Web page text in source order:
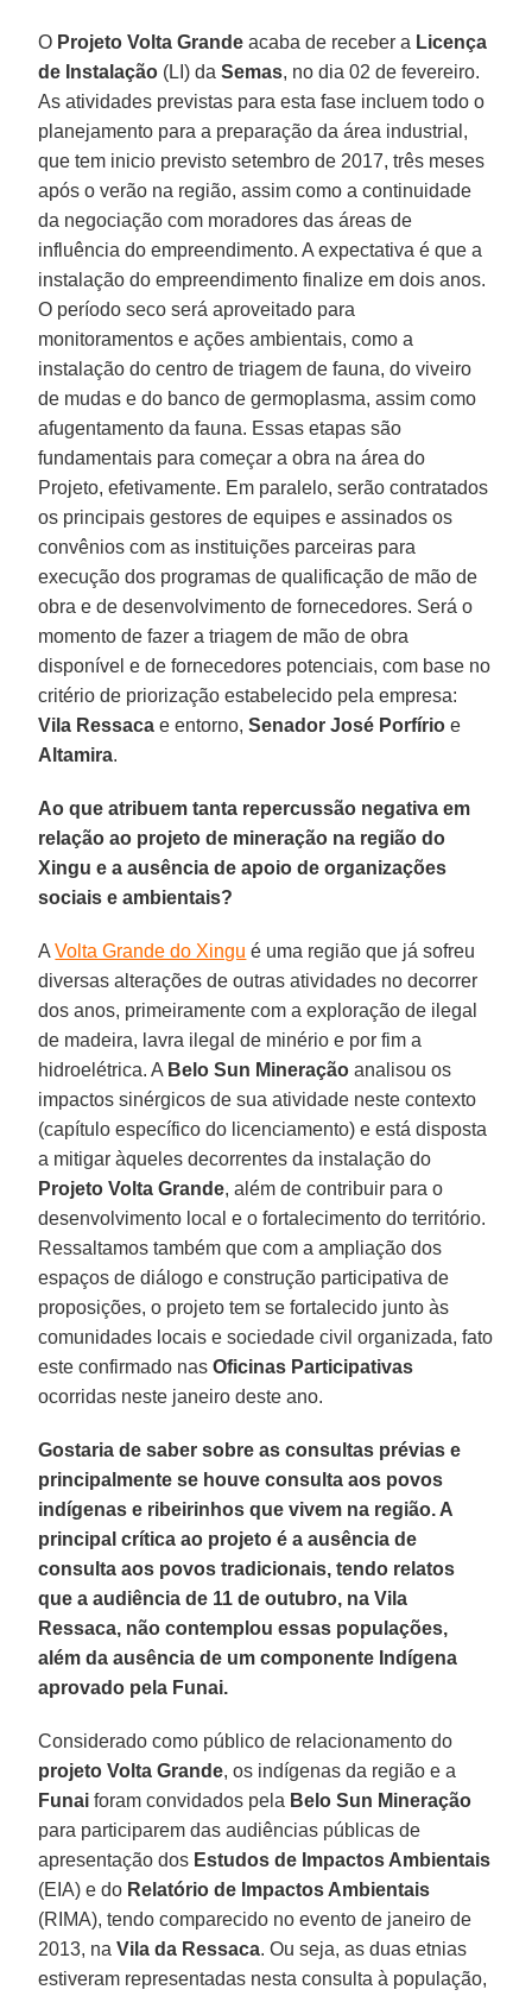
O Projeto Volta Grande acaba de receber a Licença
de Instalação (LI) daSemas, no dia 02 de fevereiro.
As atividades previstas para esta fase incluem todo o
planejamento para a preparação da área industrial,
que tem inicio previsto setembro de 2017, três meses
após o verão na região, assim como a continuidade
da negociação com moradores das áreas de
influência do empreendimento. A expectativa é que a
instalação do empreendimento finalize em dois anos.
O período seco será aproveitado para
monitoramentos e ações ambientais, como a
instalação do centro de triagem de fauna, do viveiro
de mudas e do banco de germoplasma, assim como
afugentamento da fauna. Essas etapas são
fundamentais para começar a obra na área do
Projeto, efetivamente. Em paralelo, serão contratados
os principais gestores de equipes e assinados os
convênios com as instituições parceiras para
execução dos programas de qualificação de mão de
obra e de desenvolvimento de fornecedores. Será o
momento de fazer a triagem de mão de obra
disponível e de fornecedores potenciais, com base no
critério de priorização estabelecido pela empresa:
Vila Ressaca e entorno,Senador José Porfírio e
Altamira.
Ao que atribuem tanta repercussão negativa em
relação ao projeto de mineração na região do
Xingu e a ausência de apoio de organizações
sociais e ambientais?
AVolta Grande do Xingu é uma região que já sofreu
diversas alterações de outras atividades no decorrer
dos anos, primeiramente com a exploração de ilegal
de madeira, lavra ilegal de minério e por fim a
hidroelétrica. A Belo Sun Mineração analisou os
impactos sinérgicos de sua atividade neste contexto
(capítulo específico do licenciamento) e está disposta
a mitigar àqueles decorrentes da instalação do
Projeto Volta Grande, além de contribuir para o
desenvolvimento local e o fortalecimento do território.
Ressaltamos também que com a ampliação dos
espaços de diálogo e construção participativa de
proposições, o projeto tem se fortalecido junto às
comunidades locais e sociedade civil organizada, fato
este confirmado nasOficinas Participativas
ocorridas neste janeiro deste ano.
Gostaria de saber sobre as consultas prévias e
principalmente se houve consulta aos povos
indígenas e ribeirinhos que vivem na região. A
principal crítica ao projeto é a ausência de
consulta aos povos tradicionais, tendo relatos
que a audiência de 11 de outubro, na Vila
Ressaca, não contemplou essas populações,
além da ausência de um componente Indígena
aprovado pela Funai.
Considerado como público de relacionamento do
projeto Volta Grande, os indígenas da região e a
Funai foram convidados pela Belo Sun Mineração
para participarem das audiências públicas de
apresentação dos Estudos de Impactos Ambientais
(EIA) e do Relatório de Impactos Ambientais
(RIMA), tendo comparecido no evento de janeiro de
2013, naVila da Ressaca. Ou seja, as duas etnias
estiveram representadas nesta consulta à população,